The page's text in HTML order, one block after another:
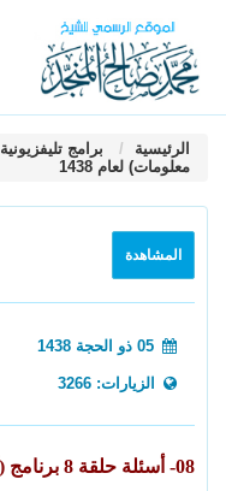
الرئيسية برامج تليفزيونية
معلومات) لعام 1438
المشاهدة
الزيارات: 3266
08- أسئلة حلقة 8 برنامج (أيام معلومات) لعام 1438